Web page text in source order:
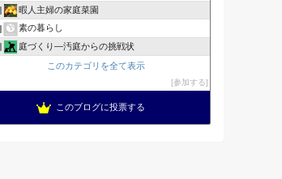
暇人主婦の家庭菜園
素の暮らし
庭づくり―汚庭からの挑戦状
このカテゴリを全て表示
参加する
このブログに投票する